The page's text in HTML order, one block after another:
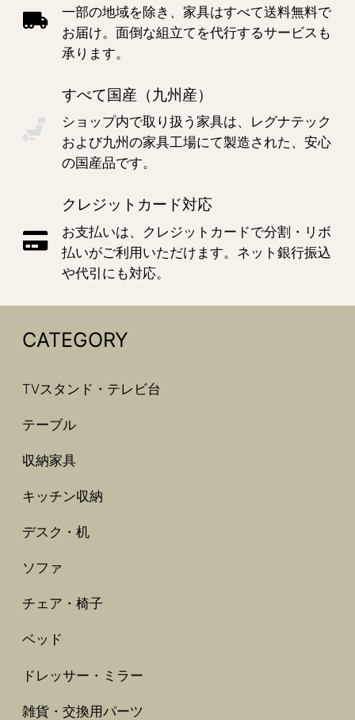
一部の地域を除き、家具はすべて送料無料で
お届け。面倒な組立てを代行するサービスも
承ります。
すべて国産（九州産）
ショップ内で取り扱う家具は、レグナテック
および九州の家具工場にて製造された、安心
の国産品です。
クレジットカード対応
お支払いは、クレジットカードで分割・リボ
払いがご利用いただけます。ネット銀行振込
や代引にも対応。
CATEGORY
TVスタンド・テレビ台
テーブル
収納家具
キッチン収納
デスク・机
ソファ
チェア・椅子
ベッド
ドレッサー・ミラー
雑貨・交換用パーツ